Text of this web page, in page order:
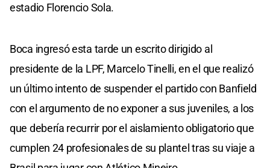
estadio Florencio Sola.
Boca ingresó esta tarde un escrito dirigido al
presidente de la LPF, Marcelo Tinelli, en el que realizó
un último intento de suspender el partido con Banfield
con el argumento de no exponer a sus juveniles, a los
que debería recurrir por el aislamiento obligatorio que
cumplen 24 profesionales de su plantel tras su viaje a